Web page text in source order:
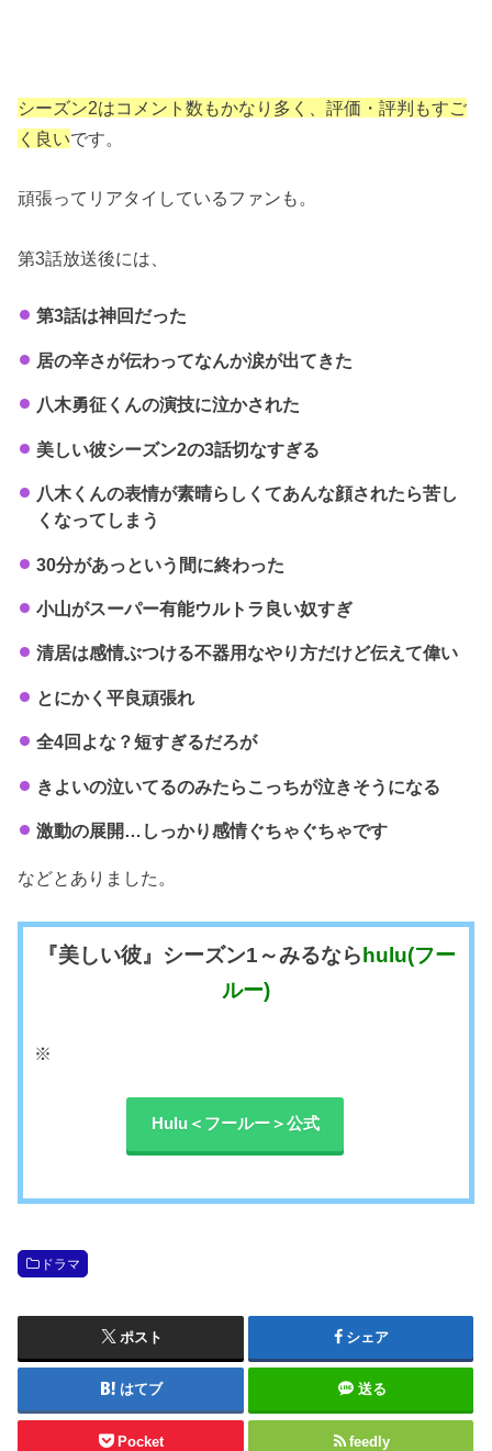
シーズン2はコメント数もかなり多く、評価・評判もすご
く良いです。
頑張ってリアタイしているファンも。
第3話放送後には、
第3話は神回だった
居の辛さが伝わってなんか涙が出てきた
八木勇征くんの演技に泣かされた
美しい彼シーズン2の3話切なすぎる
八木くんの表情が素晴らしくてあんな顔されたら苦し
くなってしまう
30分があっという間に終わった
小山がスーパー有能ウルトラ良い奴すぎ
清居は感情ぶつける不器用なやり方だけど伝えて偉い
とにかく平良頑張れ
全4回よな？短すぎるだろが
きよいの泣いてるのみたらこっちが泣きそうになる
激動の展開…しっかり感情ぐちゃぐちゃです
などとありました。
『美しい彼』シーズン1～みるなら hulu(フー
ルー)
※
Hulu＜フールー＞公式
ドラマ
ポスト シェア
はてブ 送る
Pocket feedly